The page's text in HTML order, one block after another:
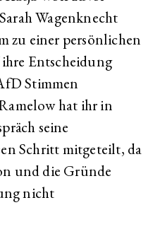
Wagenknecht
zu einer persönlichen
Entscheidung
Stimmen
hat ihr in
seine
Schritt mitgeteilt, da
und die Gründe
nicht